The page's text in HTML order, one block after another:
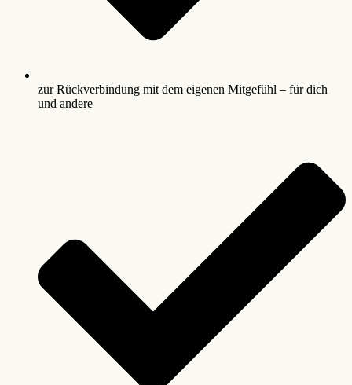
zur Rückverbindung mit dem eigenen Mitgefühl – für dich
und andere